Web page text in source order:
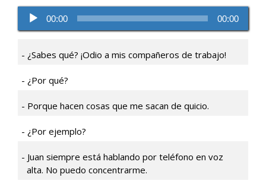
Reproductor
de
00:00 00:00
¿Sabes qué? ¡Odio a mis compañeros de trabajo!
¿Por qué?
Porque hacen cosas que me sacan de quicio.
¿Por ejemplo?
Juan siempre está hablando por teléfono en voz
alta. No puedo concentrarme.